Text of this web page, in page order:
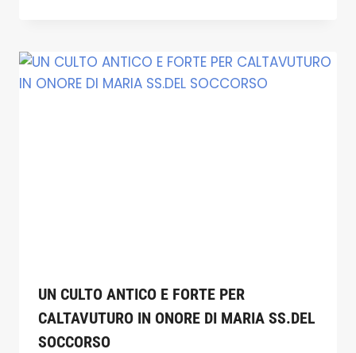
UN CULTO ANTICO E FORTE PER
CALTAVUTURO IN ONORE DI MARIA SS.DEL
SOCCORSO